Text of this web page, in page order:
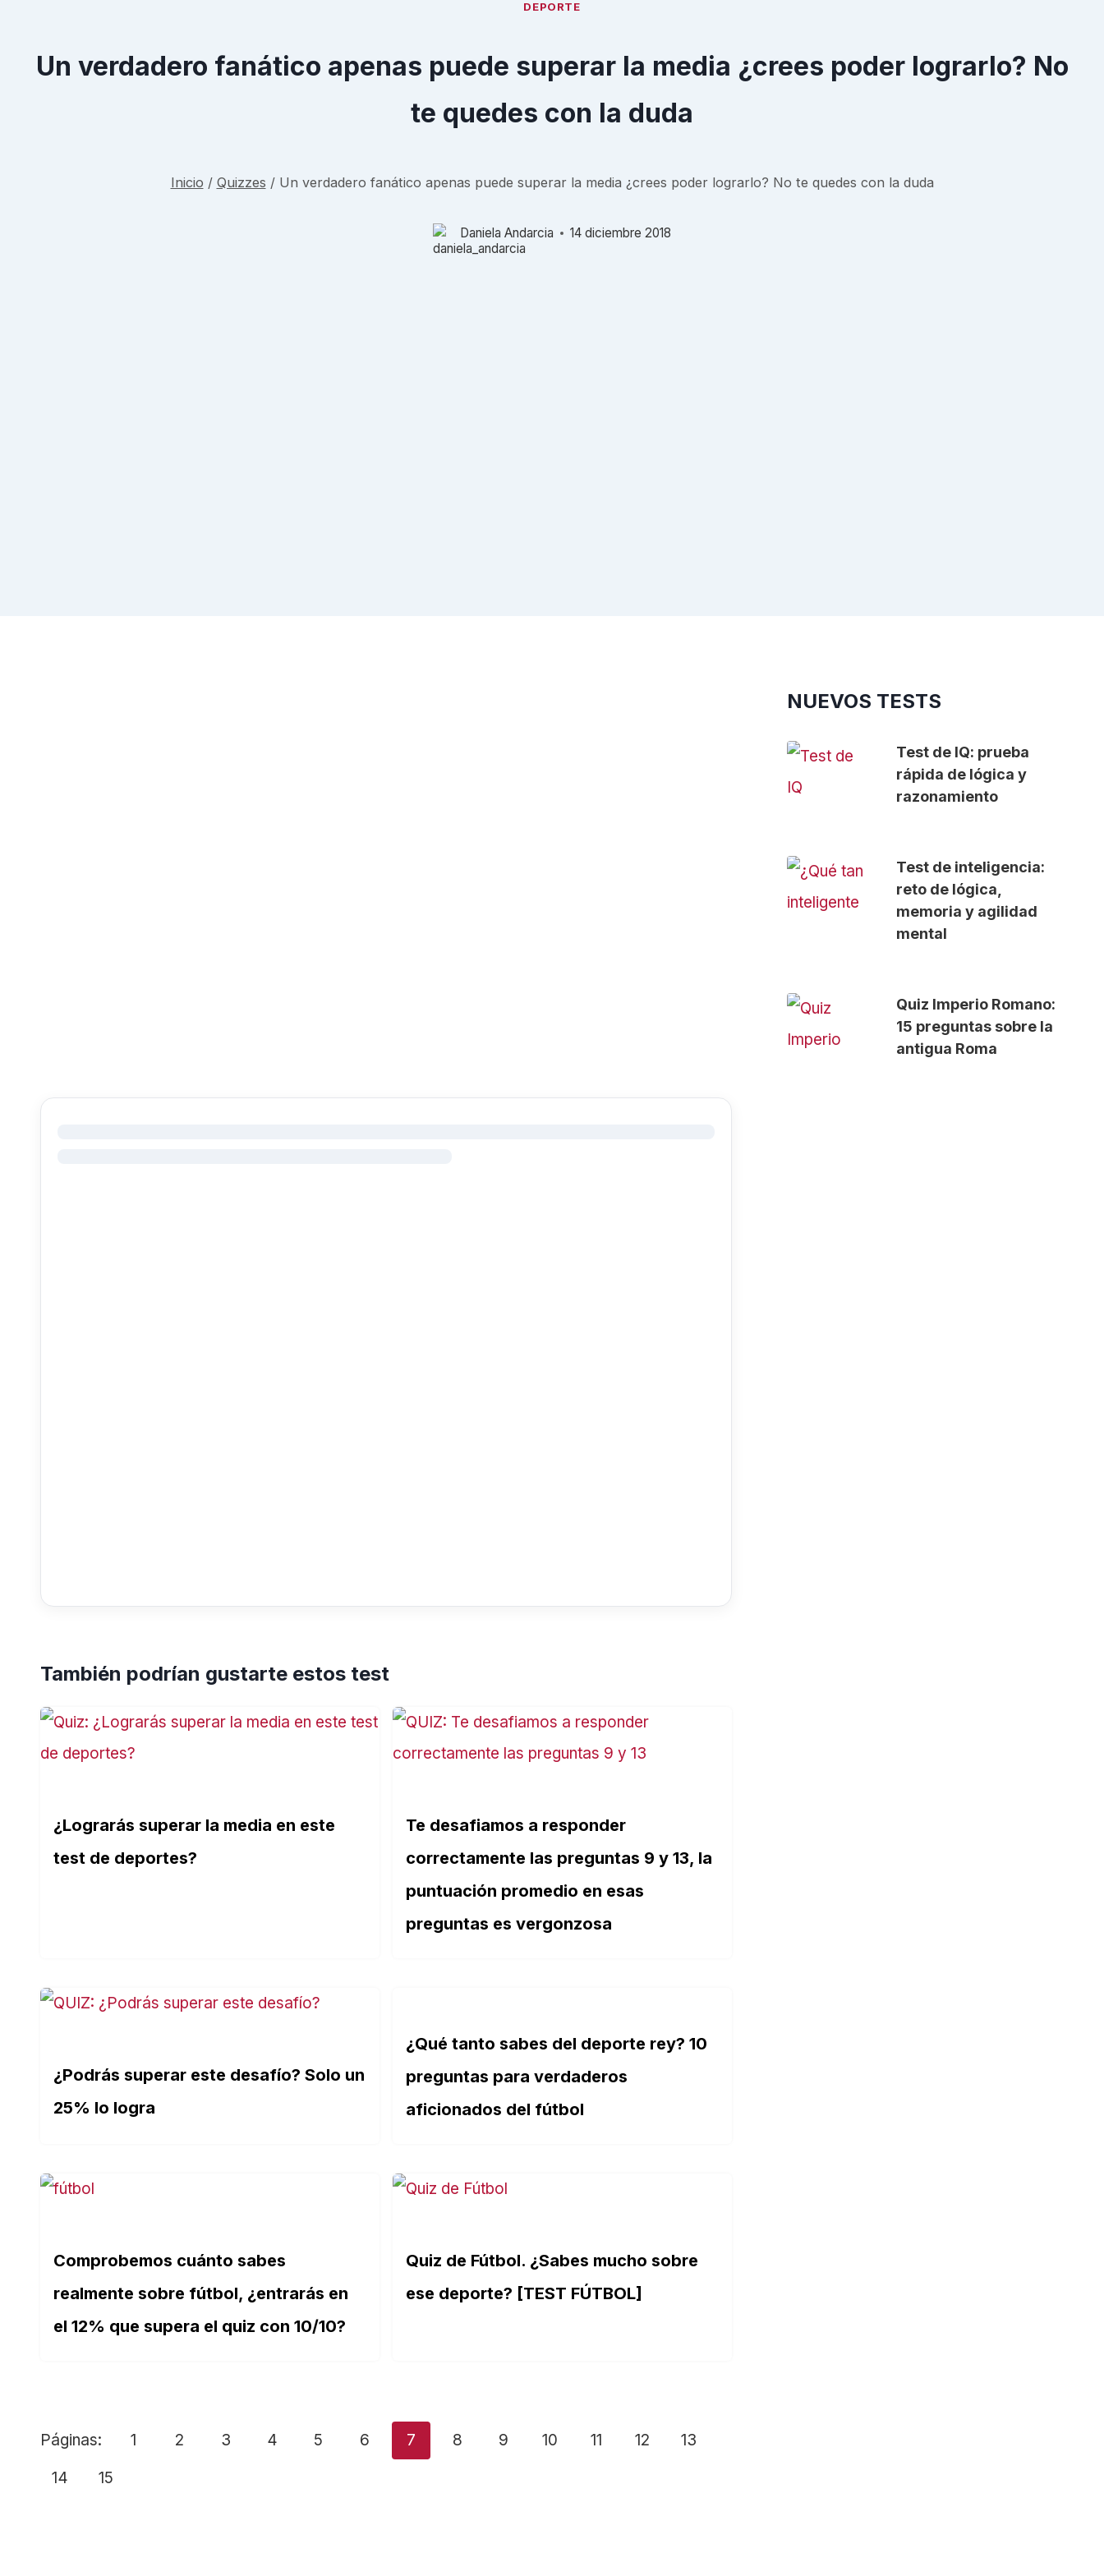
DEPORTE
Un verdadero fanático apenas puede superar la media ¿crees poder lograrlo? No
te quedes con la duda
Inicio / Quizzes / Un verdadero fanático apenas puede superar la media ¿crees poder lograrlo? No te quedes con la duda
Daniela Andarcia 14 diciembre 2018
También podrían gustarte estos test
¿Lograrás superar la media en este
test de deportes?
Te desafiamos a responder
correctamente las preguntas 9 y 13, la
puntuación promedio en esas
preguntas es vergonzosa
¿Podrás superar este desafío? Solo un
25% lo logra
¿Qué tanto sabes del deporte rey? 10
preguntas para verdaderos
aficionados del fútbol
Comprobemos cuánto sabes
realmente sobre fútbol, ¿entrarás en
el 12% que supera el quiz con 10/10?
Quiz de Fútbol. ¿Sabes mucho sobre
ese deporte? [TEST FÚTBOL]
Páginas: 1 2 3 4 5 6 7 8 9 10 11 12
13
14
15
NUEVOS TESTS
Test de IQ: prueba
rápida de lógica y
razonamiento
Test de inteligencia:
reto de lógica,
memoria y agilidad
mental
Quiz Imperio Romano:
15 preguntas sobre la
antigua Roma